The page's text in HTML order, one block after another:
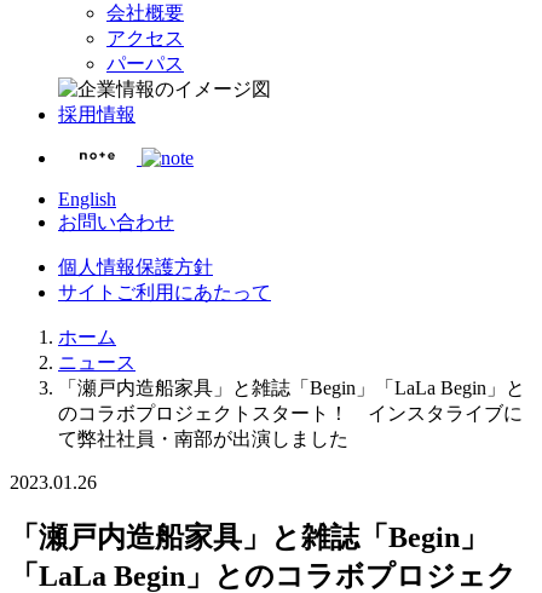
会社概要
アクセス
パーパス
採用情報
English
お問い合わせ
個人情報保護方針
サイトご利用にあたって
ホーム
ニュース
「瀬戸内造船家具」と雑誌「Begin」「LaLa Begin」と
のコラボプロジェクトスタート！ インスタライブに
て弊社社員・南部が出演しました
2023.01.26
「瀬戸内造船家具」と雑誌「Begin」
「LaLa Begin」とのコラボプロジェク